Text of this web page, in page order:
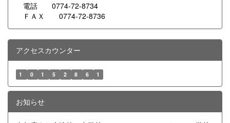
電話 0774-72-8734
ＦＡＸ 0774-72-8736
アクセスカウンター
1 0 1 5 2 8 6 1
お知らせ